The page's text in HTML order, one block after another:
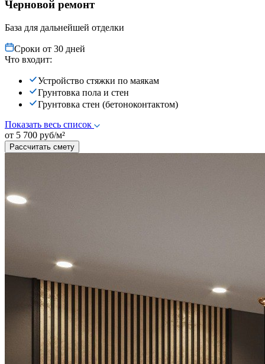
Черновой ремонт
База для дальнейшей отделки
Сроки от 30 дней
Что входит:
Устройство стяжки по маякам
Грунтовка пола и стен
Грунтовка стен (бетоноконтактом)
Показать весь список
от 5 700 руб/м²
Рассчитать смету